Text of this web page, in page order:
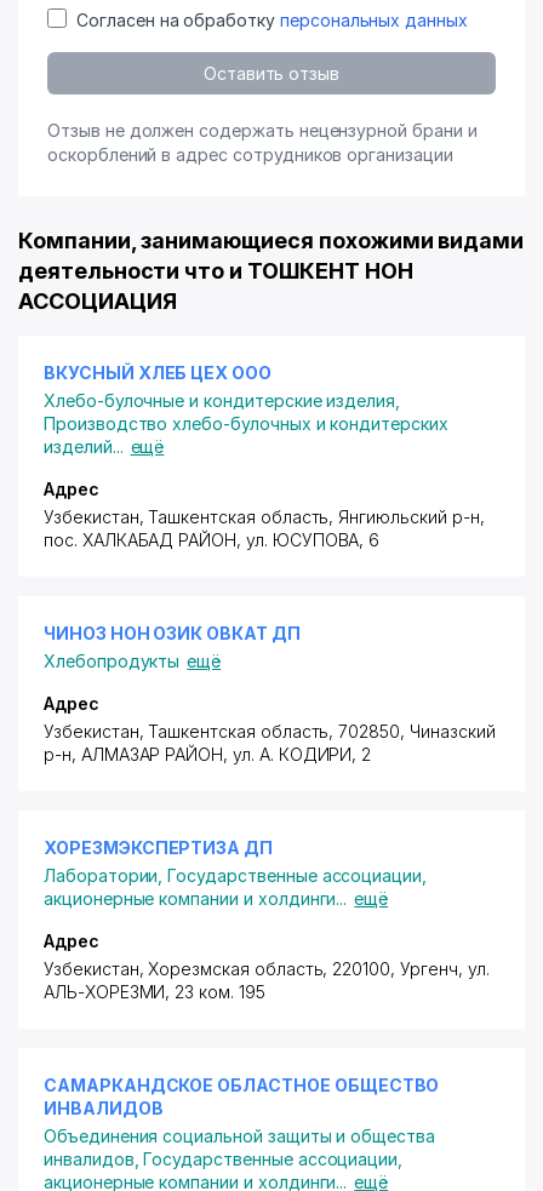
Согласен на обработку персональных данных
Оставить отзыв
Отзыв не должен содержать нецензурной брани и
оскорблений в адрес сотрудников организации
Компании, занимающиеся похожими видами
деятельности что и ТОШКЕНТ НОН
АССОЦИАЦИЯ
ВКУСНЫЙ ХЛЕБ ЦЕХ ООО
Хлебо-булочные и кондитерские изделия
Производство хлебо-булочных и кондитерских
изделий... ещё
Адрес
Узбекистан, Ташкентская область, Янгиюльский р-н,
пос. ХАЛКАБАД РАЙОН, ул. ЮСУПОВА, 6
ЧИНОЗ НОН ОЗИК ОВКАТ ДП
Хлебопродукты ещё
Адрес
Узбекистан, Ташкентская область, 702850, Чиназский
р-н, АЛМАЗАР РАЙОН,ул. А. КОДИРИ, 2
ХОРЕЗМЭКСПЕРТИЗА ДП
Лаборатории ,Государственные ассоциации,
акционерные компании и холдинги... ещё
Адрес
Узбекистан, Хорезмская область, 220100, Ургенч, ул.
АЛЬ-ХОРЕЗМИ, 23 ком. 195
САМАРКАНДСКОЕ ОБЛАСТНОЕ ОБЩЕСТВО
ИНВАЛИДОВ
Объединения социальной защиты и общества
инвалидов ,Государственные ассоциации,
акционерные компании и холдинги... ещё